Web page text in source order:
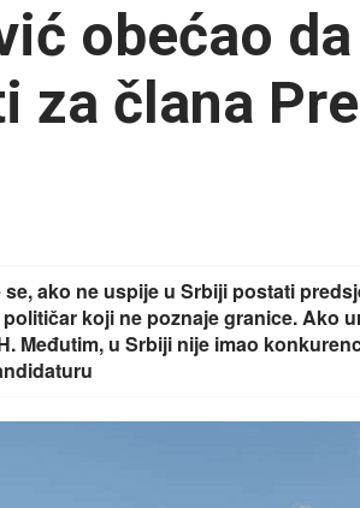
obećao
za člana
ako ne uspije u Srbiji postati
koji ne poznaje granice. Ako
Međutim, u Srbiji nije imao